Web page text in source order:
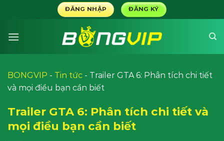
ĐĂNG NHẬP ĐĂNG KÝ
BONGVIP - Tin tức - Trailer GTA 6: Phân tích chi tiết
và mọi điều bạn cần biết
Trailer GTA 6: Phân tích chi tiết và
mọi điều bạn cần biết